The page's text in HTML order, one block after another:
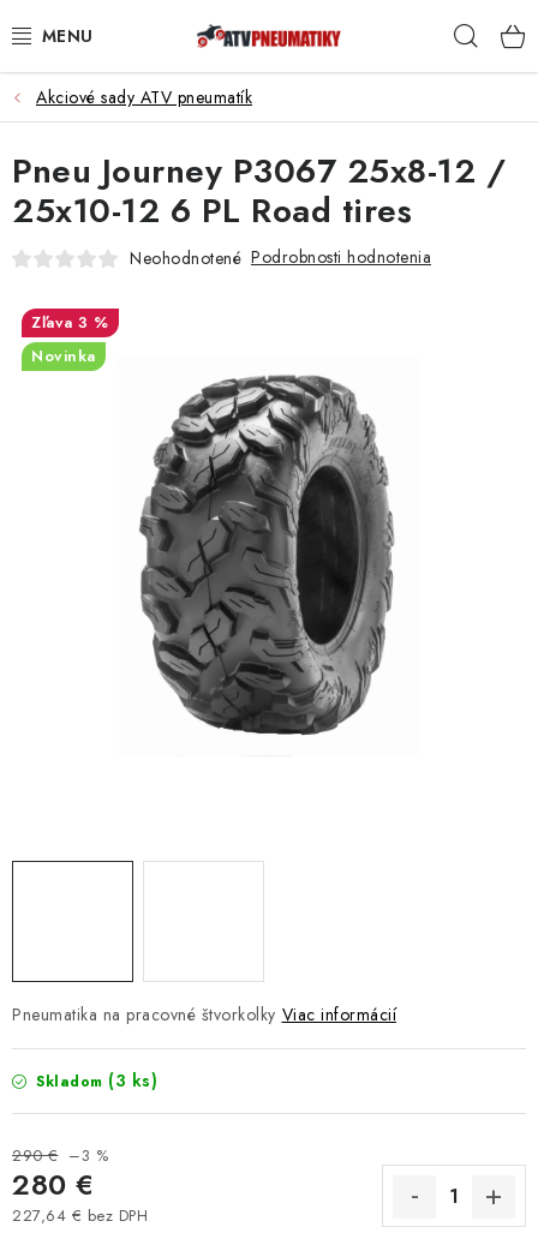
na
PNEUMATIKY
DISKY
ROZŠIROVACIE PODLOŽKY
OCHRANNÉ RÁMY
KRYTY PODVOZKU
NÁVLEKY TLMIČOV
NAVIJAKY COME UP WARN
OLEJE MAXIMA A FILTRE
ROZŠIROVACIE PLASTY BLATNÍKOV
ŠTVORKOLKY
AKCIA
INÉ PRÍSLUŠENSTVO
Akciové sady ATV pneumatík
Pneumatika na pracovné štvorkolky Viac informácií
Skladom (3 ks)
290 € –3 %
280 €
227,64 € bez DPH
Pneu Journey P3067 25x8-12 /
25x10-12 6 PL Road tires
Neohodnotené Podrobnosti hodnotenia
3 %
Novinka